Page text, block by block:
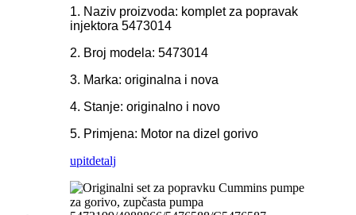
1. Naziv proizvoda: komplet za popravak
injektora 5473014
2. Broj modela: 5473014
3. Marka: originalna i nova
4. Stanje: originalno i novo
5. Primjena: Motor na dizel gorivo
upitdetalj